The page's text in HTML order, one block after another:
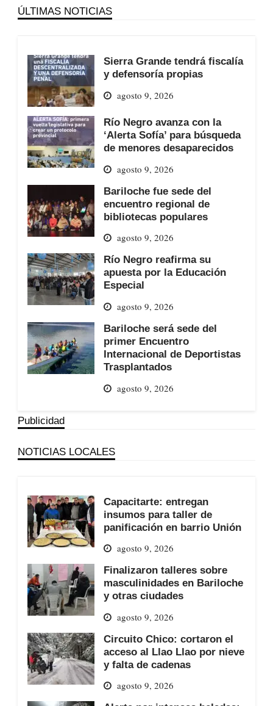
ÚLTIMAS NOTICIAS
Sierra Grande tendrá fiscalía
y defensoría propias
agosto 9, 2026
Río Negro avanza con la
‘Alerta Sofía’ para búsqueda
de menores desaparecidos
agosto 9, 2026
Bariloche fue sede del
encuentro regional de
bibliotecas populares
agosto 9, 2026
Río Negro reafirma su
apuesta por la Educación
Especial
agosto 9, 2026
Bariloche será sede del
primer Encuentro
Internacional de Deportistas
Trasplantados
agosto 9, 2026
Publicidad
NOTICIAS LOCALES
Capacitarte: entregan
insumos para taller de
panificación en barrio Unión
agosto 9, 2026
Finalizaron talleres sobre
masculinidades en Bariloche
y otras ciudades
agosto 9, 2026
Circuito Chico: cortaron el
acceso al Llao Llao por nieve
y falta de cadenas
agosto 9, 2026